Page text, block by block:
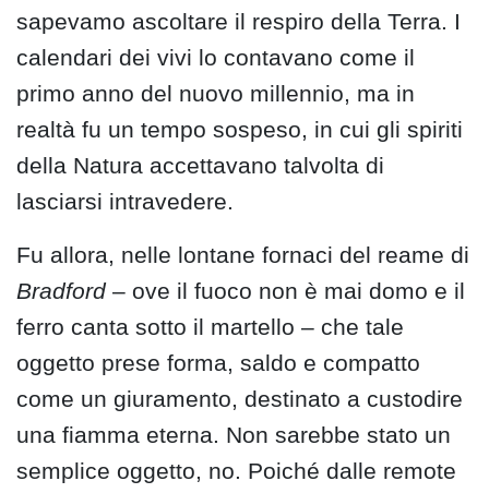
sapevamo ascoltare il respiro della Terra. I
calendari dei vivi lo contavano come il
primo anno del nuovo millennio, ma in
realtà fu un tempo sospeso, in cui gli spiriti
della Natura accettavano talvolta di
lasciarsi intravedere.
Fu allora, nelle lontane fornaci del reame di
Bradford– ove il fuoco non è mai domo e il
ferro canta sotto il martello – che tale
oggetto prese forma, saldo e compatto
come un giuramento, destinato a custodire
una fiamma eterna. Non sarebbe stato un
semplice oggetto, no. Poiché dalle remote